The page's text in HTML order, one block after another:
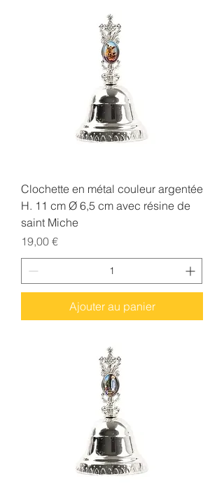
Clochette en métal couleur argentée
H. 11 cm Ø 6,5 cm avec résine de
saint Miche
Prix
19,00 €
Ajouter au panier